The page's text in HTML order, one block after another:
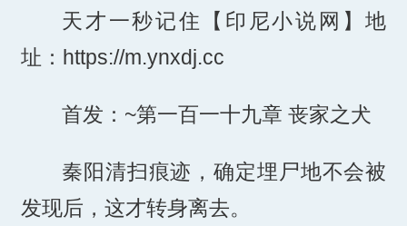
天才一秒记住【印尼小说网】地
址：https://m.ynxdj.cc
首发：~第一百一十九章 丧家之犬
秦阳清扫痕迹，确定埋尸地不会被
发现后，这才转身离去。